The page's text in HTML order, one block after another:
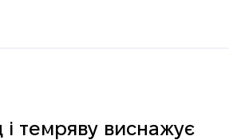
і темряву виснажує